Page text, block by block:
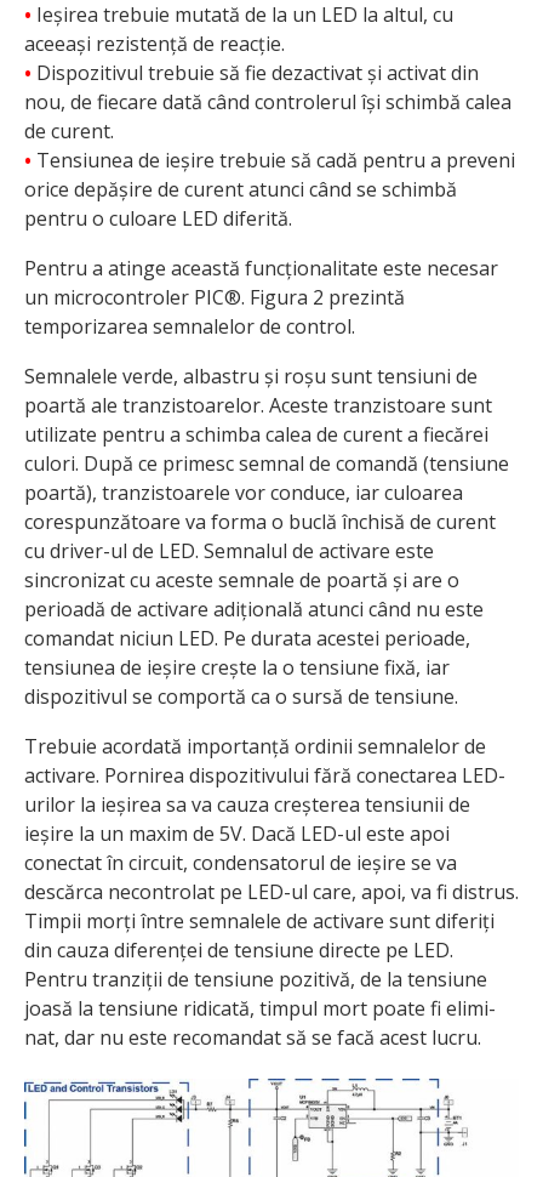
• Ieșirea trebuie mutată de la un LED la altul, cu
aceeași rezistență de reacție.
• Dispozitivul trebuie să fie dezactivat și activat din
nou, de fiecare dată când controlerul își schimbă calea
de curent.
• Tensiunea de ieșire trebuie să cadă pentru a preveni
orice depășire de curent atunci când se schimbă
pentru o culoare LED diferită.
Pentru a atinge această funcționalitate este necesar
un microcontroler PIC®. Figura 2 prezintă
temporizarea semnalelor de control.
Semnalele verde, albastru și roșu sunt tensiuni de
poartă ale tranzistoarelor. Aceste tranzistoare sunt
utilizate pentru a schimba calea de curent a fiecărei
culori. După ce primesc semnal de comandă (tensiune
poartă), tranzistoarele vor conduce, iar culoarea
corespunzătoare va forma o buclă închisă de curent
cu driver-ul de LED. Semnalul de activare este
sincronizat cu aceste semnale de poartă și are o
perioadă de activare adițională atunci când nu este
comandat niciun LED. Pe durata acestei perioade,
tensiunea de ieșire crește la o tensiune fixă, iar
dispozitivul se comportă ca o sursă de tensiune.
Trebuie acordată importanță ordinii semnalelor de
activare. Pornirea dispozitivului fără conectarea LED-
urilor la ieșirea sa va cauza creșterea tensiunii de
ieșire la un maxim de 5V. Dacă LED-ul este apoi
conectat în circuit, condensatorul de ieșire se va
descărca necontrolat pe LED-ul care, apoi, va fi distrus.
Timpii morți între semnalele de activare sunt diferiți
din cauza diferenței de tensiune directe pe LED.
Pentru tranziții de tensiune pozitivă, de la tensiune
joasă la tensiune ridicată, timpul mort poate fi elimi­
nat, dar nu este recomandat să se facă acest lucru.